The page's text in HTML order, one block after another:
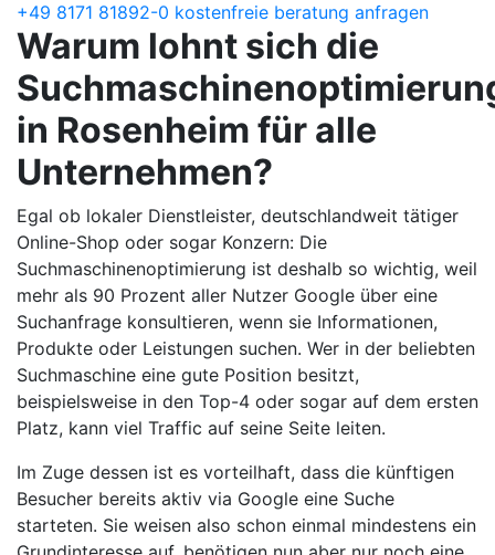
+49 8171 81892-0 kostenfreie beratung anfragen
Warum lohnt sich die
in Rosenheim für alle
Unternehmen?
Egal ob lokaler Dienstleister, deutschlandweit tätiger
Online-Shop oder sogar Konzern: Die
Suchmaschinenoptimierung ist deshalb so wichtig, weil
mehr als 90 Prozent aller Nutzer Google über eine
Suchanfrage konsultieren, wenn sie Informationen,
Produkte oder Leistungen suchen. Wer in der beliebten
Suchmaschine eine gute Position besitzt,
beispielsweise in den Top-4 oder sogar auf dem ersten
Platz, kann viel Traffic auf seine Seite leiten.
Im Zuge dessen ist es vorteilhaft, dass die künftigen
Besucher bereits aktiv via Google eine Suche
starteten. Sie weisen also schon einmal mindestens ein